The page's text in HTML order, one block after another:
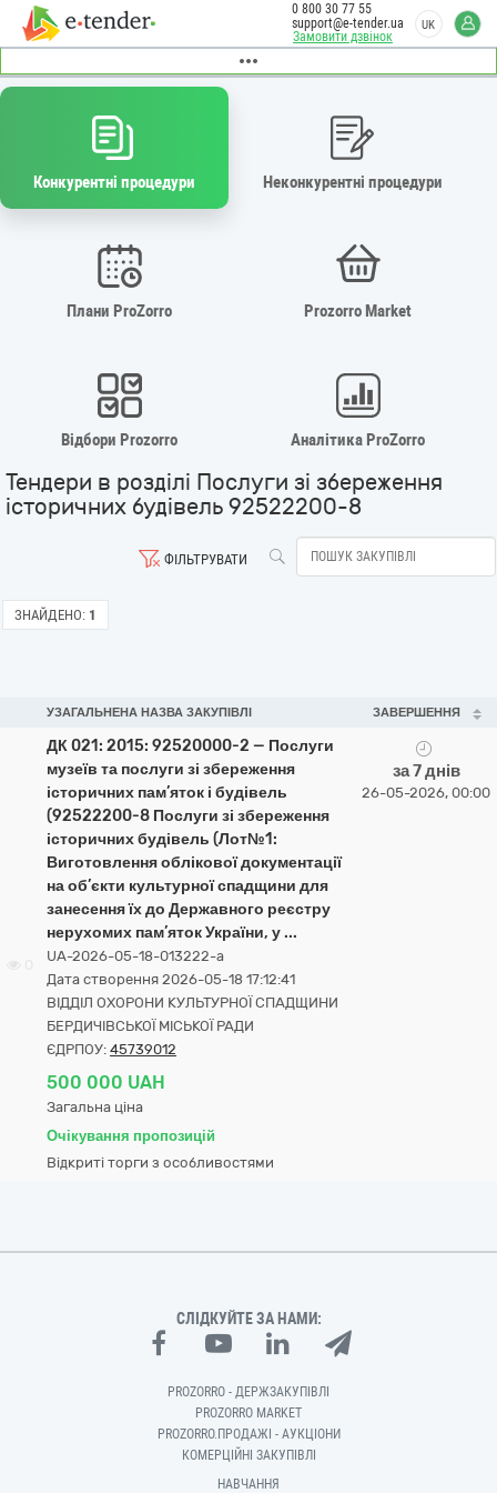
Замовити дзвінок
0 800 30 77 55
support@e-tender.ua
UK
Конкурентні процедури Неконкурентні процедури
Плани ProZorro Prozorro Market
Відбори Prozorro Аналітика ProZorro
Тендери в розділі Послуги зі збереження
історичних будівель 92522200-8
ФІЛЬТРУВАТИ
ЗНАЙДЕНО: 1
УЗАГАЛЬНЕНА НАЗВА ЗАКУПІВЛІ ЗАВЕРШЕННЯ
ДК 021: 2015: 92520000-2 — Послуги
музеїв та послуги зі збереження
історичних пам’яток і будівель
(92522200-8 Послуги зі збереження
історичних будівель (Лот№1:
Виготовлення облікової документації
на об’єкти культурної спадщини для
занесення їх до Державного реєстру
нерухомих пам’яток України, у ...
UA-2026-05-18-013222-a
Дата створення 2026-05-18 17:12:41
ВІДДІЛ ОХОРОНИ КУЛЬТУРНОЇ СПАДЩИНИ
БЕРДИЧІВСЬКОЇ МІСЬКОЇ РАДИ
ЄДРПОУ: 45739012
500 000 UAH
Загальна ціна
Очікування пропозицій
Відкриті торги з особливостями
за 7 днів
26-05-2026, 00:00
СЛІДКУЙТЕ ЗА НАМИ:
PROZORRO - ДЕРЖЗАКУПІВЛІ
PROZORRO MARKET
PROZORRO.ПРОДАЖІ - АУКЦІОНИ
КОМЕРЦІЙНІ ЗАКУПІВЛІ
НАВЧАННЯ